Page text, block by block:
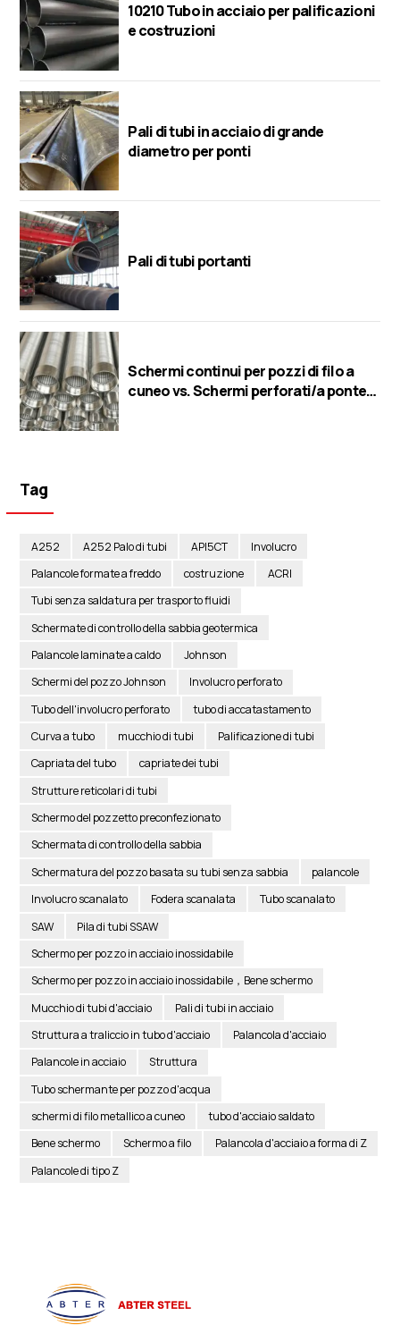
10210 Tubo in acciaio per palificazioni
e costruzioni
Pali di tubi in acciaio di grande
diametro per ponti
Pali di tubi portanti
Schermi continui per pozzi di filo a
cuneo vs. Schermi perforati/a ponte/a
Tag
A252 A252 Palo di tubi API5CT
Involucro
Palancole formate a freddo
costruzione
ACRI
Tubi senza saldatura per trasporto fluidi
Schermate di controllo della sabbia geotermica
Palancole laminate a caldo
Johnson
Schermi del pozzo Johnson
Involucro perforato
Tubo dell'involucro perforato
tubo di accatastamento
Curva a tubo
mucchio di tubi
Palificazione di tubi
Capriata del tubo
capriate dei tubi
Strutture reticolari di tubi
Schermo del pozzetto preconfezionato
Schermata di controllo della sabbia
Schermatura del pozzo basata su tubi senza sabbia
palancole
Involucro scanalato
Fodera scanalata
Tubo scanalato
SAW
Pila di tubi SSAW
Schermo per pozzo in acciaio inossidabile
Schermo per pozzo in acciaio inossidabile，Bene schermo
Mucchio di tubi d'acciaio
Pali di tubi in acciaio
Struttura a traliccio in tubo d'acciaio
Palancola d'acciaio
Palancole in acciaio
Struttura
Tubo schermante per pozzo d'acqua
schermi di filo metallico a cuneo
tubo d'acciaio saldato
Bene schermo
Schermo a filo
Palancola d'acciaio a forma di Z
Palancole di tipo Z